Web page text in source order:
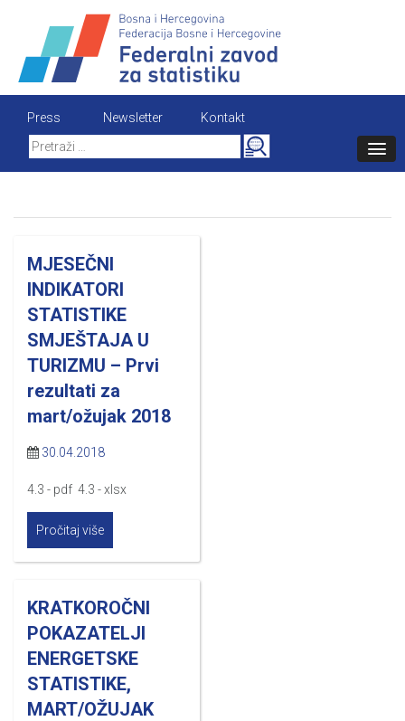
content
Press Newsletter
Kontakt
Search
for:
MJESEČNI
INDIKATORI
STATISTIKE
SMJEŠTAJA U
TURIZMU – Prvi
rezultati za
mart/ožujak 2018
30.04.2018
4.3 - pdf 4.3 - xlsx
Pročitaj više
KRATKOROČNI
POKAZATELJI
ENERGETSKE
STATISTIKE,
MART/OŽUJAK